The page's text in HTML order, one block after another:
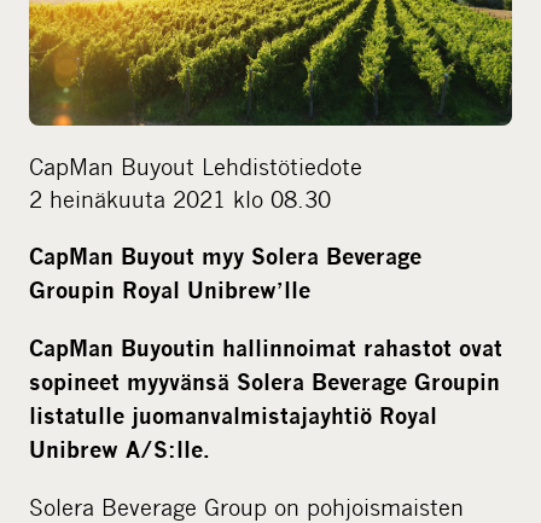
e
d
i
a
CapMan Buyout Lehdistötiedote
2 heinäkuuta 2021 klo 08.30
CapMan Buyout myy Solera Beverage
Groupin Royal Unibrew’lle
CapMan Buyoutin hallinnoimat rahastot ovat
sopineet myyvänsä Solera Beverage Groupin
listatulle juomanvalmistajayhtiö Royal
Unibrew A/S:lle.
Solera Beverage Group on pohjoismaisten